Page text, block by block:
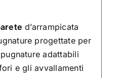
d’arrampicata
progettate per
adattabili
e gli avvallamenti